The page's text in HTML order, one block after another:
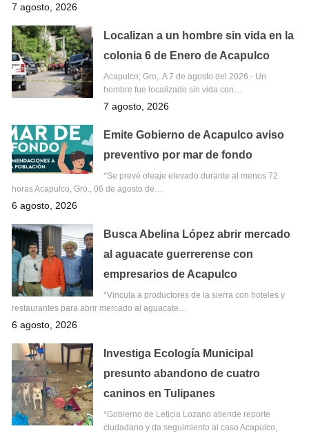
7 agosto, 2026
Localizan a un hombre sin vida en la
colonia 6 de Enero de Acapulco
Acapulco; Gro,. A 7 de agosto del 2026.- Un
hombre fue localizado sin vida con…
7 agosto, 2026
Emite Gobierno de Acapulco aviso
preventivo por mar de fondo
*Se prevé oleaje elevado durante al menos 72
horas Acapulco, Gro., 06 de agosto de…
6 agosto, 2026
Busca Abelina López abrir mercado
al aguacate guerrerense con
empresarios de Acapulco
*Vincula a productores de la sierra con hoteles y
restaurantes para abrir mercado al aguacate…
6 agosto, 2026
Investiga Ecología Municipal
presunto abandono de cuatro
caninos en Tulipanes
*Gobierno de Leticia Lozano atiende reporte
ciudadano y da seguimiento al caso Acapulco,